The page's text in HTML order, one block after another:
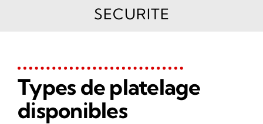
SECURITE
Types de platelage
disponibles